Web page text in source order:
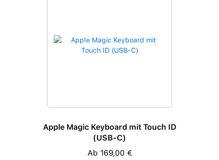
Apple Magic Keyboard mit Touch ID
(USB-C)
Regulärer Preis:
Ab 169,00 €